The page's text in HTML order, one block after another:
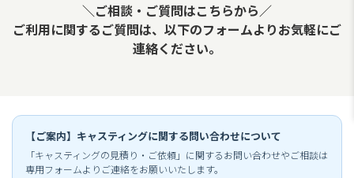
＼ご相談・ご質問はこちらから／
ご利用に関するご質問は、以下のフォームよりお気軽にご
連絡ください。
【ご案内】キャスティングに関する問い合わせについて
「キャスティングの見積り・ご依頼」に関するお問い合わせやご相談は
専用フォームよりご連絡をお願いいたします。